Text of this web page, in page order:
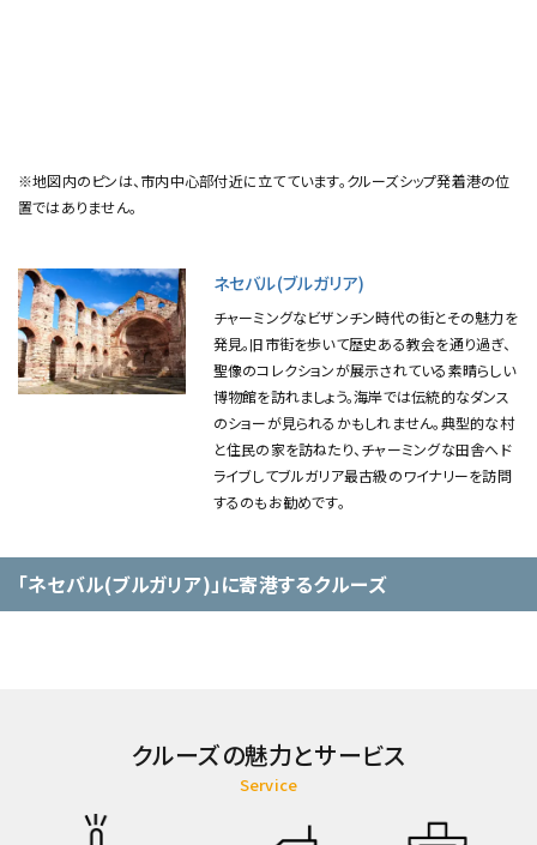
※地図内のピンは、市内中心部付近に立てています。クルーズシップ発着港の位
置ではありません。
ネセバル(ブルガリア)
チャーミングなビザンチン時代の街とその魅力を
発見。旧市街を歩いて歴史ある教会を通り過ぎ、
聖像のコレクションが展示されている素晴らしい
博物館を訪れましょう。海岸では伝統的なダンス
のショーが見られるかもしれません。典型的な村
と住民の家を訪ねたり、チャーミングな田舎へド
ライブしてブルガリア最古級のワイナリーを訪問
するのもお勧めです。
「ネセバル(ブルガリア)」に寄港するクルーズ
クルーズの魅力とサービス
Service